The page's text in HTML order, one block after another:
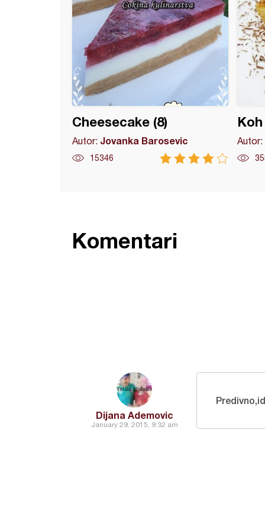
Cheesecake (8)
Autor: Jovanka Barosevic
15346
Autor:
Komentari
Dijana Ademovic
January 29, 2015, 9:32 am